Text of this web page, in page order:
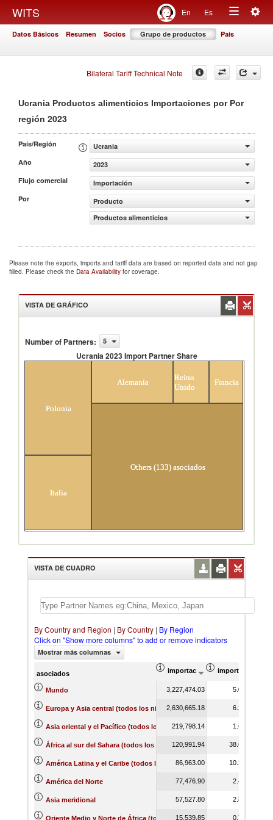
WITS En Es
Toggle
Datos Básicos Resumen Socios Grupo de productos País
Bilateral Tariff Technical Note
Ucrania Productos alimenticios Importaciones por Por
región 2023
País/Región
Ucrania
Año
2023
Flujo comercial
Importación
Por
Producto
Productos alimenticios
Please note the exports, imports and tariff data are based on reported data and not gap
filled. Please check the Data Availability for coverage.
VISTA DE GRÁFICO
Number of Partners: 5
Ucrania 2023 Import Partner Share
Polonia
Italia
Alemania
Reino
Unido
Francia
Others (133) asociados
VISTA DE CUADRO
By Country and Region | By Country | By Region
Click on "Show more columns" to add or remove indicators
Mostrar más columnas
asociados importación Valor del comercio
importación
Mundo 3,227,474.03 5.08
Europa y Asia central (todos los niveles de ingreso)
2,630,665.18 6.37
Asia oriental y el Pacífico (todos los niveles de ingreso)
219,798.14 1.62
África al sur del Sahara (todos los niveles de ingreso)
120,991.94 38.67
América Latina y el Caribe (todos los niveles de ingreso)
86,963.00 10.38
América del Norte 77,476.90 2.43
Asia meridional 57,527.80 2.81
Oriente Medio y Norte de África (todos los niveles de ingreso)
15,539.85 0.77